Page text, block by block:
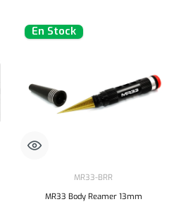
En Stock
MR33-BRR
MR33 Body Reamer 13mm